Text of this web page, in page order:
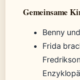
Gemeinsame
Benny
Frida